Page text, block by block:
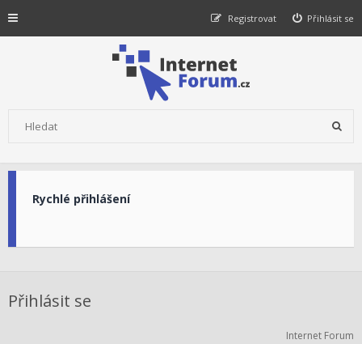
Přihlásit se
Registrovat
Rychlé přihlášení
Přihlásit se
Internet Forum